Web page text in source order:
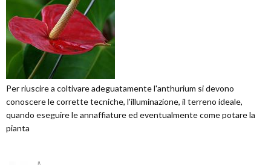
Per riuscire a coltivare adeguatamente l'anthurium si devono
conoscere le corrette tecniche, l'illuminazione, il terreno ideale,
quando eseguire le annaffiature ed eventualmente come potare la
pianta